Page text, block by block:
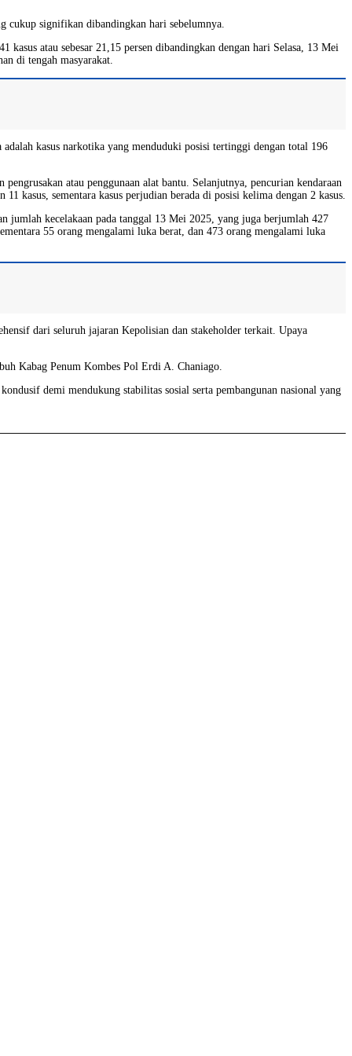
cukup signifikan dibandingkan hari sebelumnya.
atau sebesar 21,15 persen dibandingkan dengan hari Selasa, 13 Mei
di tengah masyarakat.
kasus narkotika yang menduduki posisi tertinggi dengan total 196
atau penggunaan alat bantu. Selanjutnya, pencurian kendaraan
kasus, sementara kasus perjudian berada di posisi kelima dengan 2 kasus.
jumlah kecelakaan pada tanggal 13 Mei 2025, yang juga berjumlah 427
55 orang mengalami luka berat, dan 473 orang mengalami luka
dari seluruh jajaran Kepolisian dan stakeholder terkait. Upaya
Kabag Penum Kombes Pol Erdi A. Chaniago.
demi mendukung stabilitas sosial serta pembangunan nasional yang